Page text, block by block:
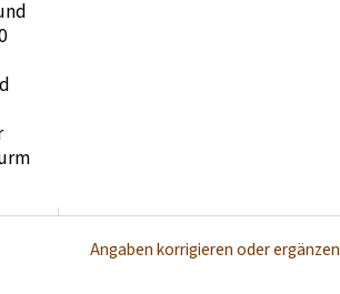
Angaben korrigieren oder ergänzen